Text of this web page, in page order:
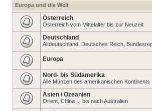
Europa und die Welt
Österreich
Österreich vom Mittelalter bis zur Neuzeit
Deutschland
Altdeutschland, Deutsches Reich,
Europa
Nord- bis Südamerika
Alle Münzen des amerikanischen Kontinents
Asien / Ozeanien
Orient, China ... bis nach Australien